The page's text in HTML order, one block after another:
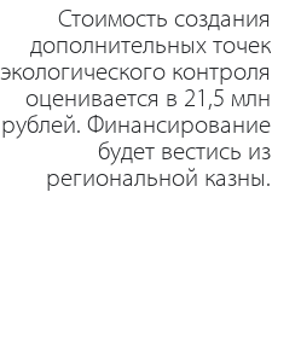
Стоимость создания
дополнительных точек
экологического контроля
оценивается в 21,5 млн
рублей. Финансирование
будет вестись из
региональной казны.